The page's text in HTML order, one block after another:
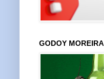
GODOY MOREIRA